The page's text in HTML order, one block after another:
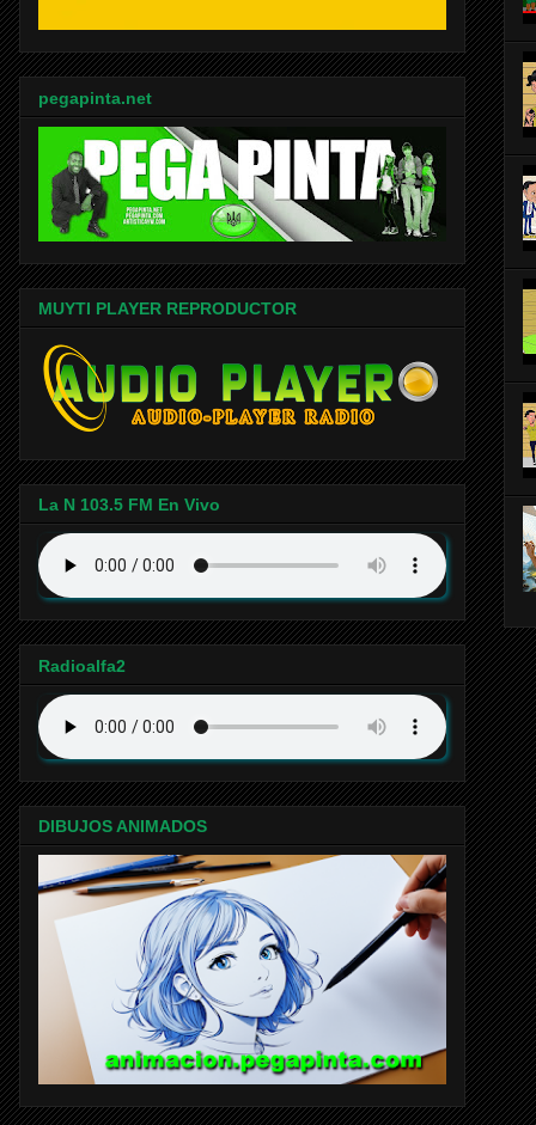
pegapinta.net
MUYTI PLAYER REPRODUCTOR
La N 103.5 FM En Vivo
Radioalfa2
DIBUJOS ANIMADOS